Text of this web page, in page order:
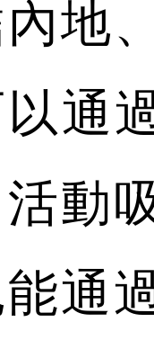
地
通
動
能通